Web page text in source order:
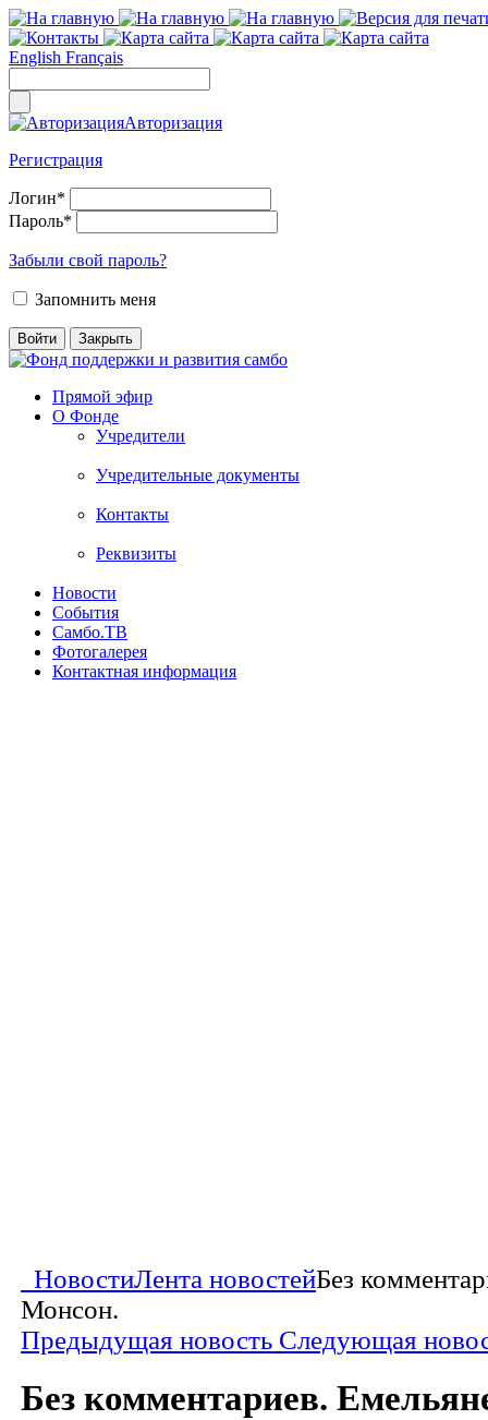
English Français
Авторизация
Регистрация
Логин*
Пароль*
Забыли свой пароль?
Запомнить меня
Прямой эфир
О Фонде
Учредители
Учредительные документы
Контакты
Реквизиты
Новости
События
Самбо.ТВ
Фотогалерея
Контактная информация
НовостиЛента новостейБез
Монсон.
Предыдущая новость Следующая
Без комментариев.